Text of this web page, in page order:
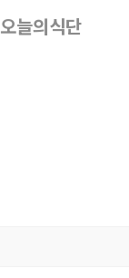
오늘의식단